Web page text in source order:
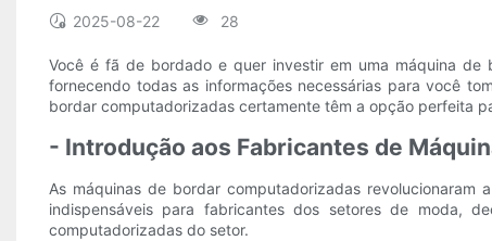
2025-08-22 28
Você é fã de bordado e quer investir em uma máquina de
fornecendo todas as informações necessárias para você
bordar computadorizadas certamente têm a opção perfeita
- Introdução aos Fabricantes de
As máquinas de bordar computadorizadas revolucionaram
indispensáveis para fabricantes dos setores de moda,
computadorizadas do setor.